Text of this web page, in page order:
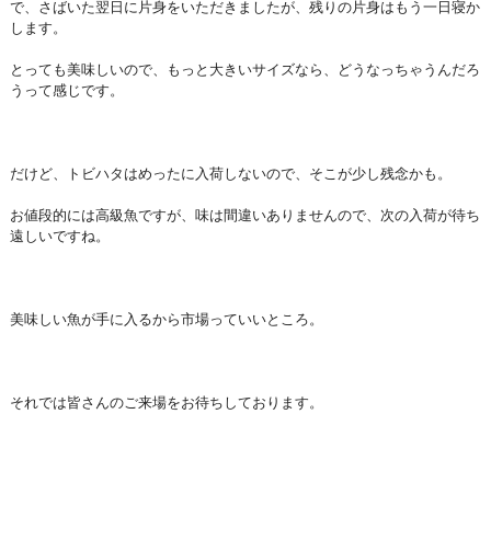
で、さばいた翌日に片身をいただきましたが、残りの片身はもう一日寝か
します。
とっても美味しいので、もっと大きいサイズなら、どうなっちゃうんだろ
うって感じです。
だけど、トビハタはめったに入荷しないので、そこが少し残念かも。
お値段的には高級魚ですが、味は間違いありませんので、次の入荷が待ち
遠しいですね。
美味しい魚が手に入るから市場っていいところ。
それでは皆さんのご来場をお待ちしております。